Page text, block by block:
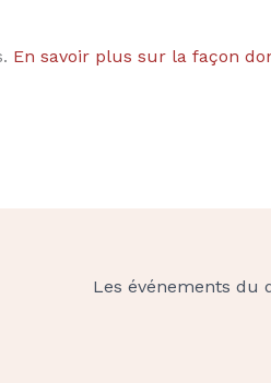
En savoir plus sur la façon